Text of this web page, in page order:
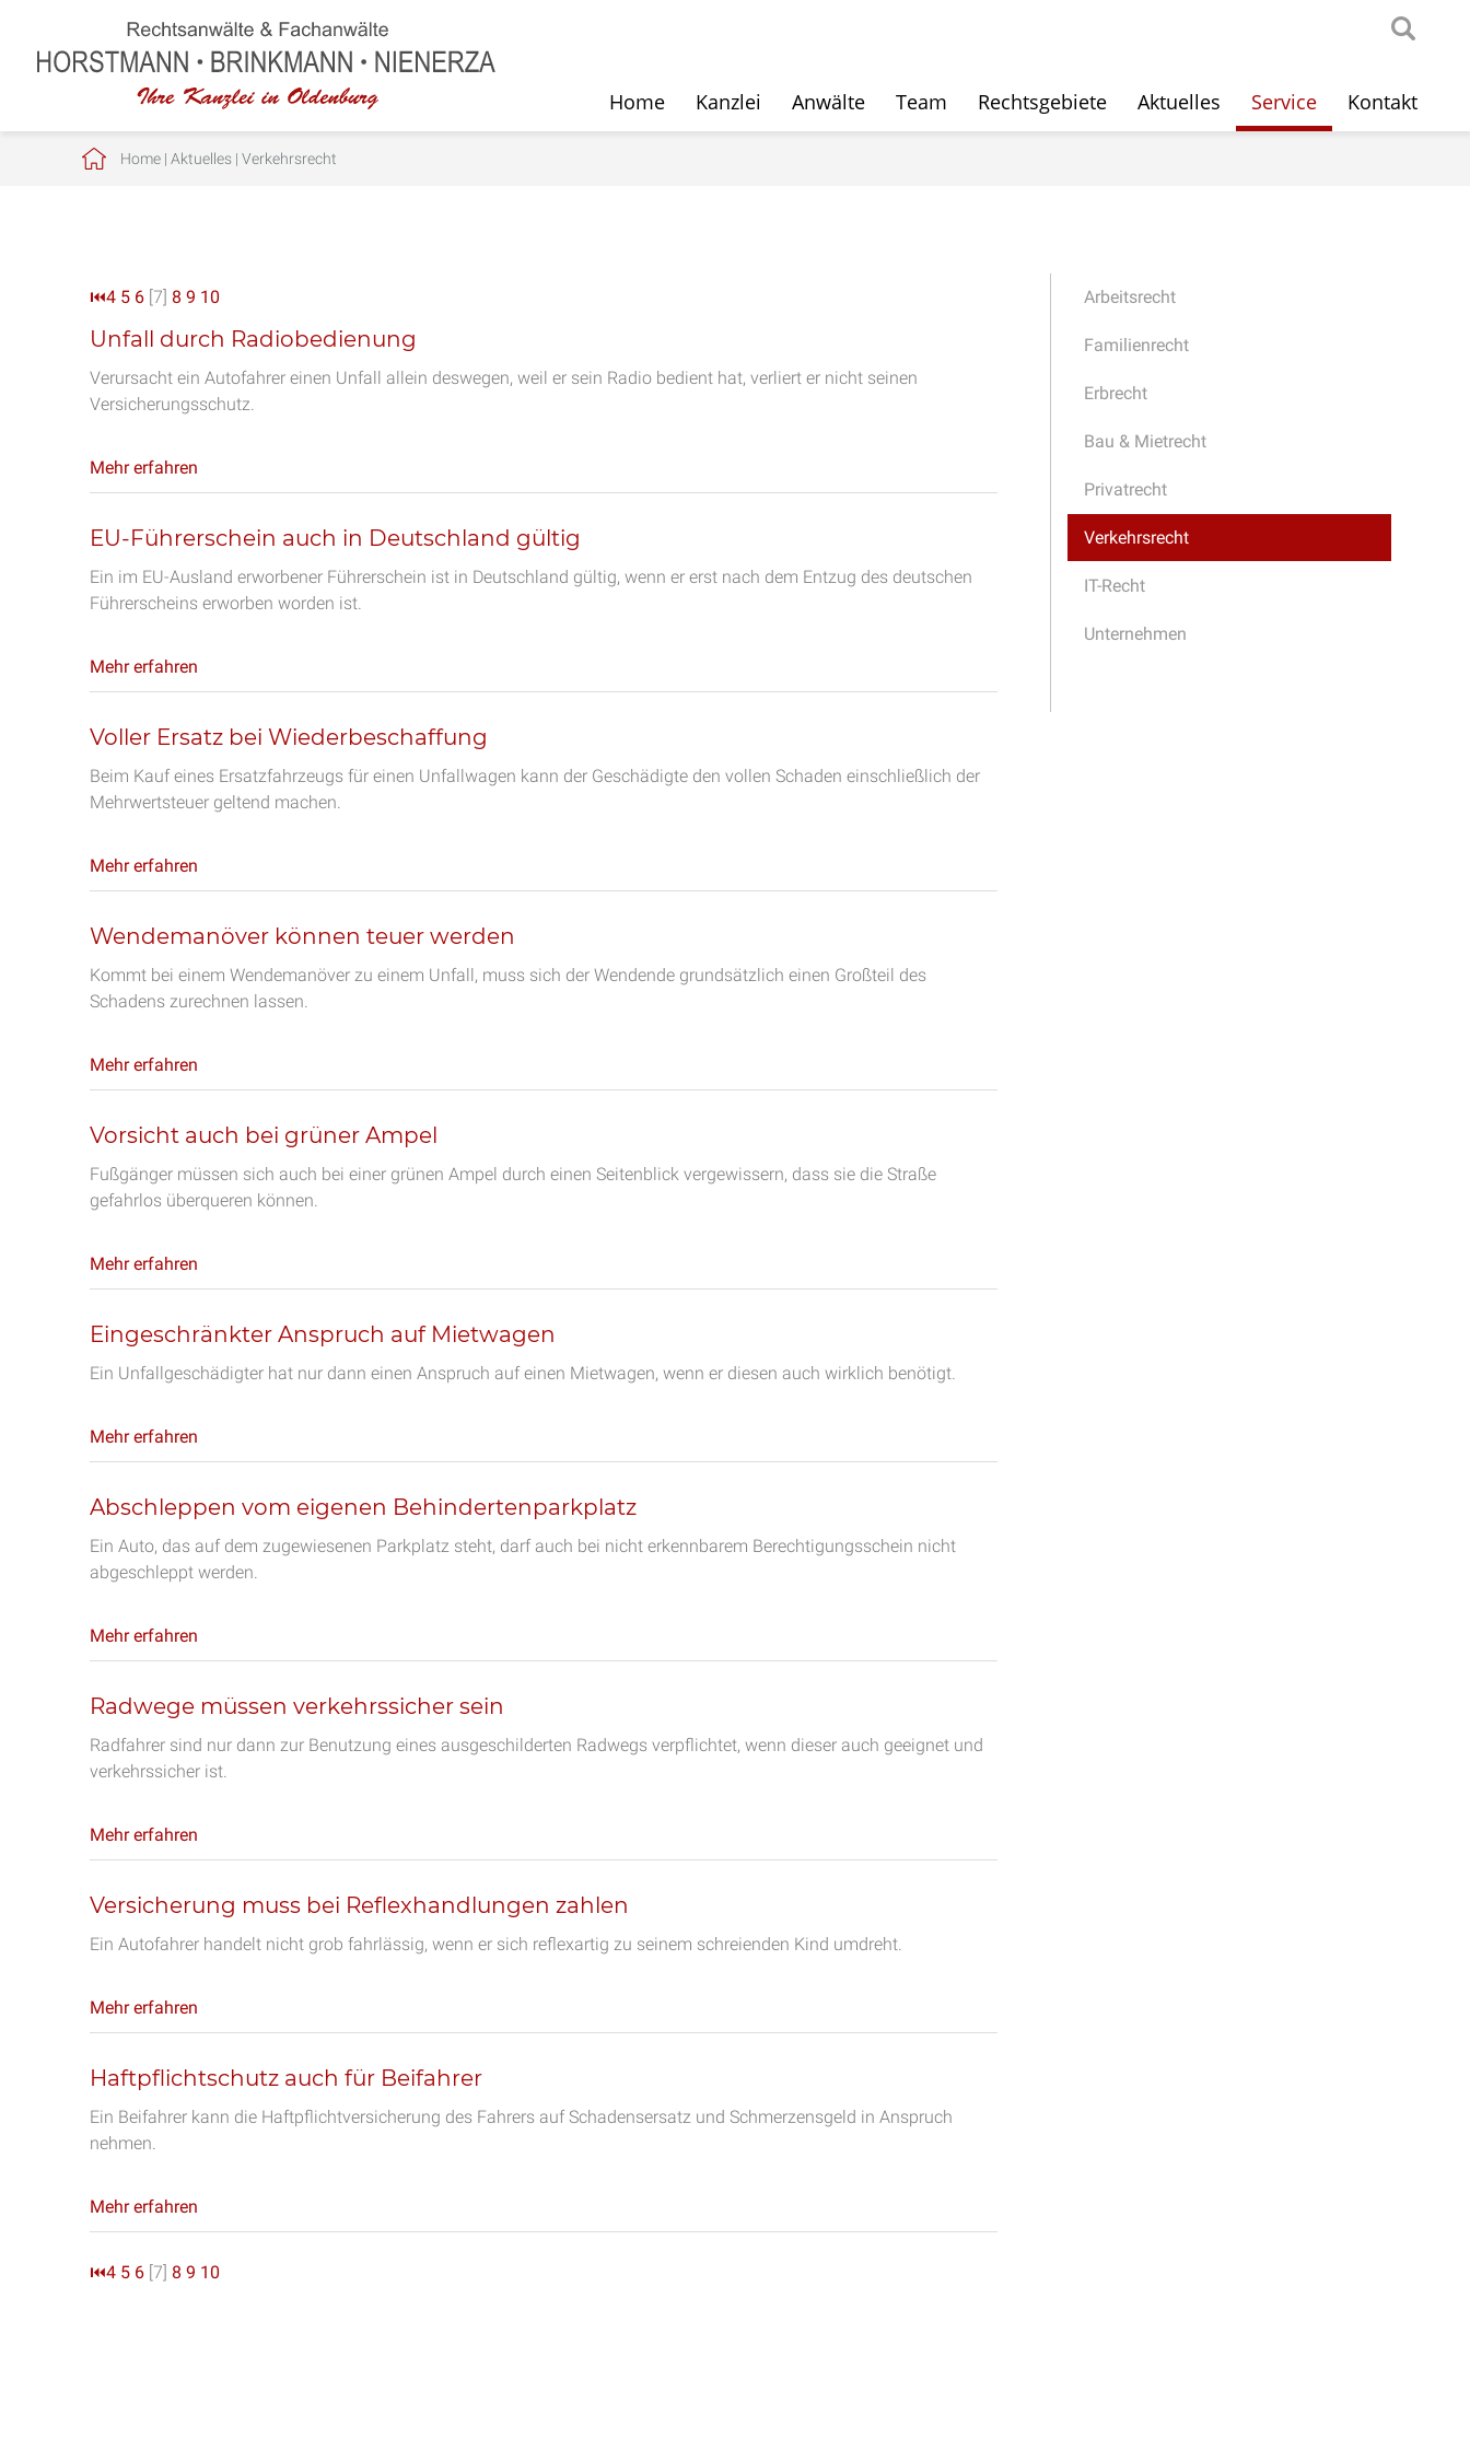
Home Kanzlei Anwälte Team Rechtsgebiete Aktuelles Service Kontakt
Home| Aktuelles| Verkehrsrecht
Arbeitsrecht
Familienrecht
Erbrecht
Bau & Mietrecht
Privatrecht
Verkehrsrecht
IT-Recht
Unternehmen
⏮4 5 6 [7] 8 9 10
Unfall durch Radiobedienung
Verursacht ein Autofahrer einen Unfall allein deswegen, weil er sein Radio bedient hat, verliert er nicht seinen
Versicherungsschutz.
Mehr erfahren
EU-Führerschein auch in Deutschland gültig
Ein im EU-Ausland erworbener Führerschein ist in Deutschland gültig, wenn er erst nach dem Entzug des deutschen
Führerscheins erworben worden ist.
Mehr erfahren
Voller Ersatz bei Wiederbeschaffung
Beim Kauf eines Ersatzfahrzeugs für einen Unfallwagen kann der Geschädigte den vollen Schaden einschließlich der
Mehrwertsteuer geltend machen.
Mehr erfahren
Wendemanöver können teuer werden
Kommt bei einem Wendemanöver zu einem Unfall, muss sich der Wendende grundsätzlich einen Großteil des
Schadens zurechnen lassen.
Mehr erfahren
Vorsicht auch bei grüner Ampel
Fußgänger müssen sich auch bei einer grünen Ampel durch einen Seitenblick vergewissern, dass sie die Straße
gefahrlos überqueren können.
Mehr erfahren
Eingeschränkter Anspruch auf Mietwagen
Ein Unfallgeschädigter hat nur dann einen Anspruch auf einen Mietwagen, wenn er diesen auch wirklich benötigt.
Mehr erfahren
Abschleppen vom eigenen Behindertenparkplatz
Ein Auto, das auf dem zugewiesenen Parkplatz steht, darf auch bei nicht erkennbarem Berechtigungsschein nicht
abgeschleppt werden.
Mehr erfahren
Radwege müssen verkehrssicher sein
Radfahrer sind nur dann zur Benutzung eines ausgeschilderten Radwegs verpflichtet, wenn dieser auch geeignet und
verkehrssicher ist.
Mehr erfahren
Versicherung muss bei Reflexhandlungen zahlen
Ein Autofahrer handelt nicht grob fahrlässig, wenn er sich reflexartig zu seinem schreienden Kind umdreht.
Mehr erfahren
Haftpflichtschutz auch für Beifahrer
Ein Beifahrer kann die Haftpflichtversicherung des Fahrers auf Schadensersatz und Schmerzensgeld in Anspruch
nehmen.
Mehr erfahren
⏮4 5 6 [7] 8 9 10